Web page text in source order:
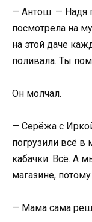
— Антош. — Надя
посмотрела на
на этой даче
поливала. Ты
Он молчал.
— Серёжа с
погрузили всё в
кабачки. Всё. А
магазине,
— Мама сама